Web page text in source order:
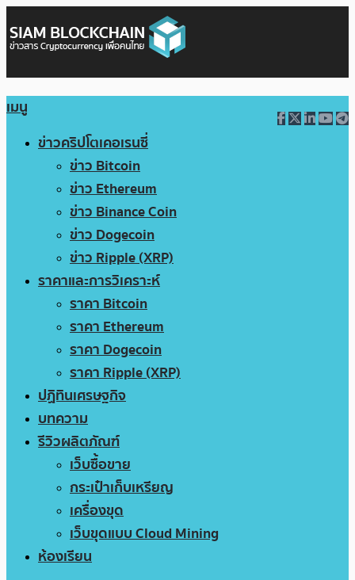
เมนู
ข่าวคริปโตเคอเรนซี่
ข่าว Bitcoin
ข่าว Ethereum
ข่าว Binance Coin
ข่าว Dogecoin
ข่าว Ripple (XRP)
ราคาและการวิเคราะห์
ราคา Bitcoin
ราคา Ethereum
ราคา Dogecoin
ราคา Ripple (XRP)
ปฏิทินเศรษฐกิจ
บทความ
รีวิวผลิตภัณฑ์
เว็บซื้อขาย
กระเป๋าเก็บเหรียญ
เครื่องขุด
เว็บขุดแบบ Cloud Mining
ห้องเรียน